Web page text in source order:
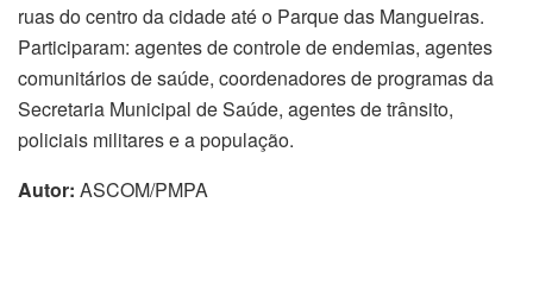
ruas do centro da cidade até o Parque das Mangueiras.
Participaram: agentes de controle de endemias, agentes
comunitários de saúde, coordenadores de programas da
Secretaria Municipal de Saúde, agentes de trânsito,
policiais militares e a população.
Autor: ASCOM/PMPA